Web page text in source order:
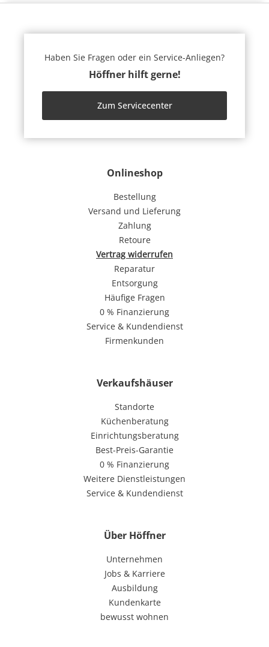
Onlineshop
Bestellung
Versand und Lieferung
Zahlung
Retoure
Vertrag widerrufen
Reparatur
Entsorgung
Häufige Fragen
0 % Finanzierung
Service & Kundendienst
Firmenkunden
Verkaufshäuser
Standorte
Küchenberatung
Einrichtungsberatung
Best-Preis-Garantie
0 % Finanzierung
Weitere Dienstleistungen
Service & Kundendienst
Über Höffner
Unternehmen
Jobs & Karriere
Ausbildung
Kundenkarte
bewusst wohnen
Haben Sie Fragen oder ein Service-Anliegen?
Höffner hilft gerne!
Zum Servicecenter